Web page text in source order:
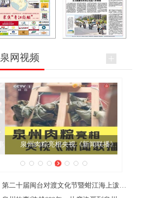
泉网视频
泉州肉粽亮相央视《新闻联播》